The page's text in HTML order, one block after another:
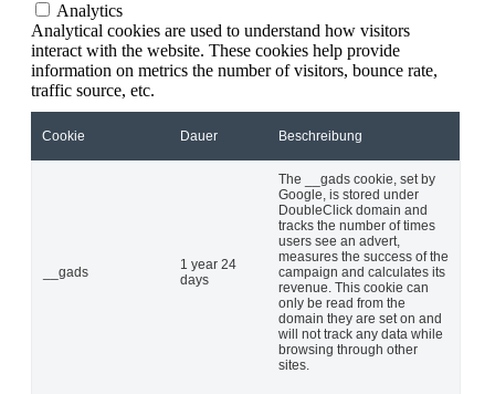
Analytics
Analytical cookies are used to understand how visitors
interact with the website. These cookies help provide
information on metrics the number of visitors, bounce rate,
traffic source, etc.
Cookie Dauer Beschreibung
__gads
1 year 24
days
The __gads cookie, set by
Google, is stored under
DoubleClick domain and
tracks the number of times
users see an advert,
measures the success of the
campaign and calculates its
revenue. This cookie can
only be read from the
domain they are set on and
will not track any data while
browsing through other
sites.